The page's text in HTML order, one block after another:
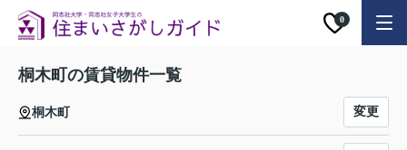
0
桐木町の賃貸物件一覧
桐木町 変更